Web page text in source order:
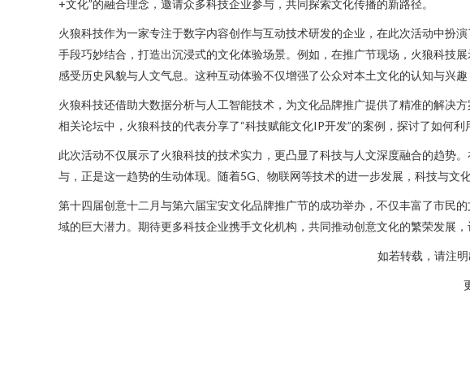
+文化”的融合理念，邀请众多科技企业参与，共同探索文化传播的新路径。
火狼科技作为一家专注于数字内容创作与互动技术研发的企业，在此次活动中扮
手段巧妙结合，打造出沉浸式的文化体验场景。例如，在推广节现场，火狼科技
感受历史风貌与人文气息。这种互动体验不仅增强了公众对本土文化的认知与兴趣
火狼科技还借助大数据分析与人工智能技术，为文化品牌推广提供了精准的解决
相关论坛中，火狼科技的代表分享了“科技赋能文化IP开发”的案例，探讨了如何
此次活动不仅展示了火狼科技的技术实力，更凸显了科技与人文深度融合的趋势
与，正是这一趋势的生动体现。随着5G、物联网等技术的进一步发展，科技与文
第十四届创意十二月与第六届宝安文化品牌推广节的成功举办，不仅丰富了市民
域的巨大潜力。期待更多科技企业携手文化机构，共同推动创意文化的繁荣发展，
如若转载，请注